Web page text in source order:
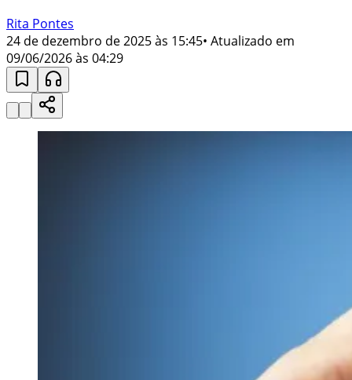
Rita Pontes
24 de dezembro de 2025 às 15:45• Atualizado em
09/06/2026 às 04:29